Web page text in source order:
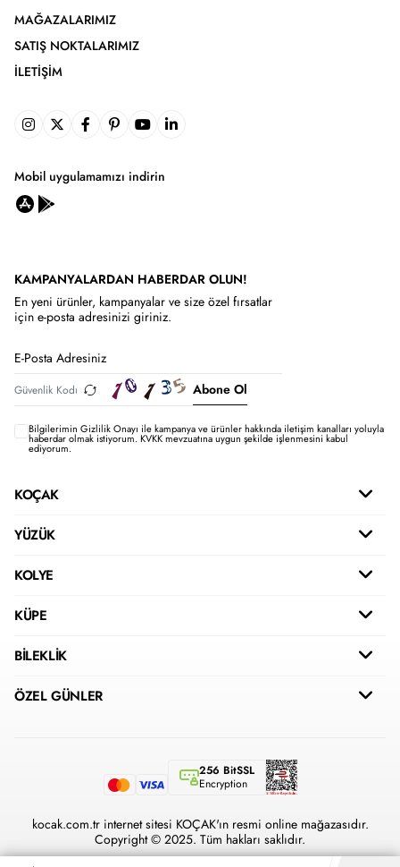
MAĞAZALARIMIZ
SATIŞ NOKTALARIMIZ
İLETIŞIM
Mobil uygulamamızı indirin
KAMPANYALARDAN HABERDAR OLUN!
En yeni ürünler, kampanyalar ve size özel fırsatlar
için e-posta adresinizi giriniz.
Abone Ol
Bilgilerimin Gizlilik Onayı ile kampanya ve ürünler hakkında iletişim kanalları yoluyla
haberdar olmak istiyorum.KVKK mevzuatına uygun şekilde işlenmesini kabul
ediyorum.
KOÇAK
YÜZÜK
KOLYE
KÜPE
BİLEKLİK
ÖZEL GÜNLER
256 BitSSL
Encryption
kocak.com.tr internet sitesi KOÇAK'ın resmi online mağazasıdır.
Copyright © 2025. Tüm hakları saklıdır.